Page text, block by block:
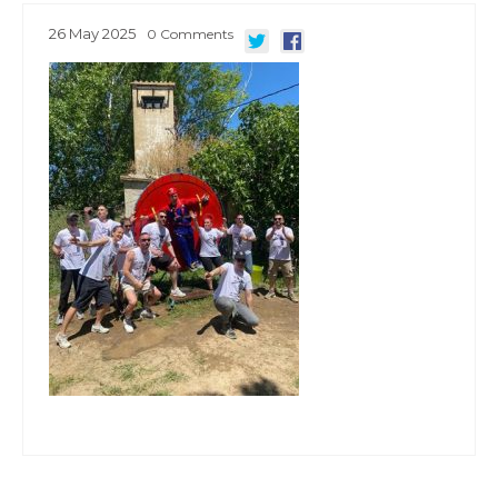
26 May2025 0 Comments